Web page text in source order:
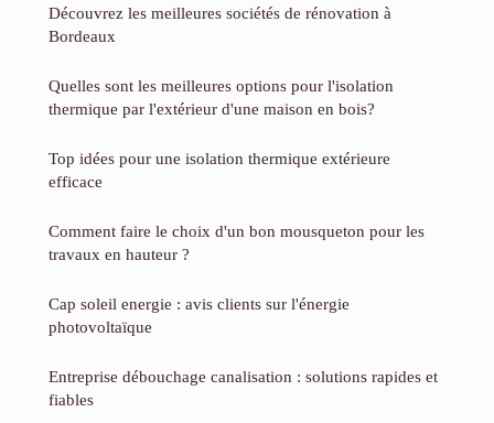
Découvrez les meilleures sociétés de rénovation à
Bordeaux
Quelles sont les meilleures options pour l'isolation
thermique par l'extérieur d'une maison en bois?
Top idées pour une isolation thermique extérieure
efficace
Comment faire le choix d'un bon mousqueton pour les
travaux en hauteur ?
Cap soleil energie : avis clients sur l'énergie
photovoltaïque
Entreprise débouchage canalisation : solutions rapides et
fiables